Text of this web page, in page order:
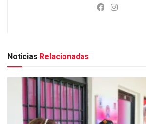
Noticias Relacionadas